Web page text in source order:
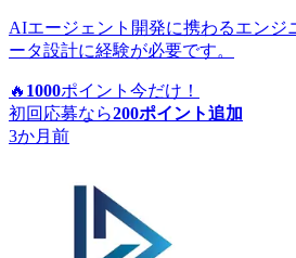
AIエージェント開発に携わるエンジ
ータ設計に経験が必要です。
🔥 1000ポイント 今だけ！
初回応募なら200ポイント追加
3か月前